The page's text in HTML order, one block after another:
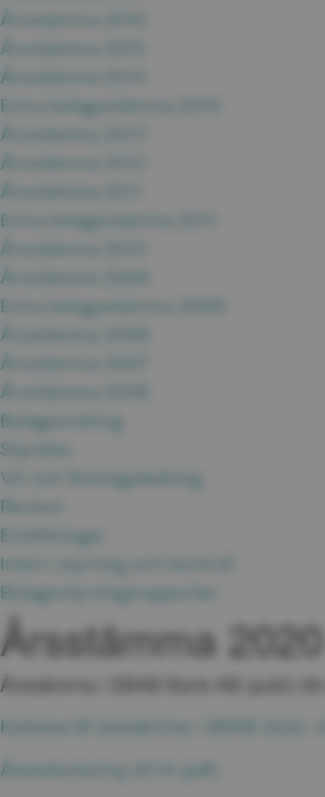
Årsstämma 2016
Årsstämma 2015
Årsstämma 2014
Extra bolagsstämma 2014
Årsstämma 2013
Årsstämma 2012
Årsstämma 2011
Extra bolagsstämma 2011
Årsstämma 2010
Årsstämma 2009
Extra bolagsstämma 2009
Årsstämma 2008
Årsstämma 2007
Årsstämma 2006
Bolagsordning
Styrelse
VD och företagsledning
Revisor
Ersättningar
Intern styrning och kontroll
Bolagsstyrningsrapporter
Årsstämma 2020
Årsstämma i SBAB Bank AB (publ) 28
Kallelse till årsstämma i SBAB 2020,
Årsredovisning 2019 (pdf)